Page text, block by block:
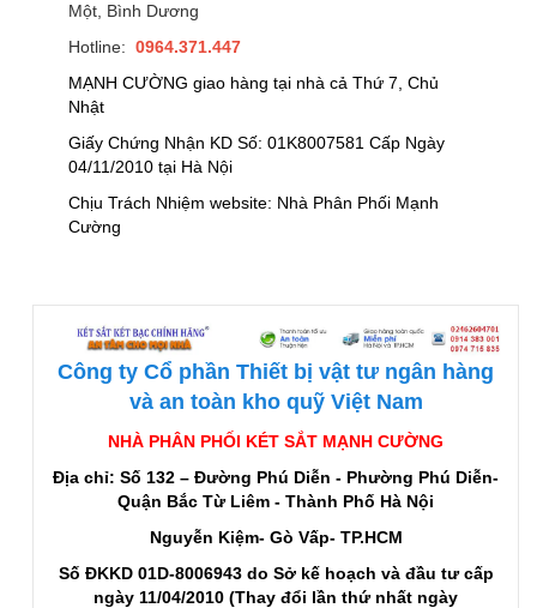
Một, Bình Dương
Hotline: 0964.371.447
MẠNH CƯỜNG giao hàng tại nhà cả Thứ 7, Chủ
Nhật
Giấy Chứng Nhận KD Số: 01K8007581 Cấp Ngày
04/11/2010 tại Hà Nội
Chịu Trách Nhiệm website: Nhà Phân Phối Mạnh
Cường
Công ty Cổ phần Thiết bị vật tư ngân hàng
và an toàn kho quỹ Việt Nam
NHÀ PHÂN PHỐI KÉT SẮT MẠNH CƯỜNG
Địa chỉ: Số 132 – Đường Phú Diễn - Phường Phú Diễn-
Quận Bắc Từ Liêm - Thành Phố Hà Nội
Nguyễn Kiệm- Gò Vấp- TP.HCM
Số ĐKKD 01D-8006943 do Sở kế hoạch và đầu tư cấp
ngày 11/04/2010 (Thay đổi lần thứ nhất ngày